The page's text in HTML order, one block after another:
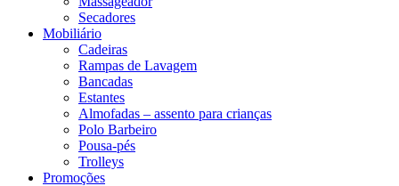
Secadores
Mobiliário
Cadeiras
Rampas de Lavagem
Bancadas
Estantes
Almofadas – assento para crianças
Polo Barbeiro
Pousa-pés
Trolleys
Promoções